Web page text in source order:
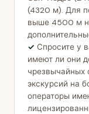
(4320 м). Для
выше 4500 м
Спросите у
имеют ли они
чрезвычайных
экскурсий на
операторы